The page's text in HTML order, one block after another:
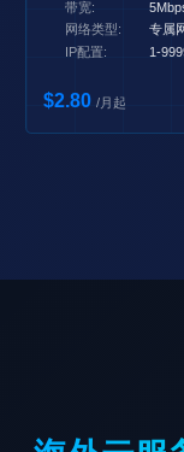
带宽:
网络类型:
专属
IP配置:
1-
$2.80 /月起